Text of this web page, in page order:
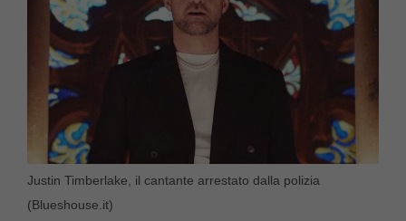
Justin Timberlake, il cantante arrestato dalla polizia
(Blueshouse.it)